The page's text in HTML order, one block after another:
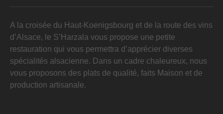
A la croisée du Haut-Koenigsbourg et de la route des vins
d’Alsace, le S’Harzala vous propose une petite
restauration qui vous permettra d’apprécier diverses
spécialités alsacienne. Dans un cadre chaleureux, nous
vous proposons des plats de qualité, faits Maison et de
production artisanale.